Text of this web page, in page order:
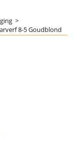
>
8-5 Goudblond